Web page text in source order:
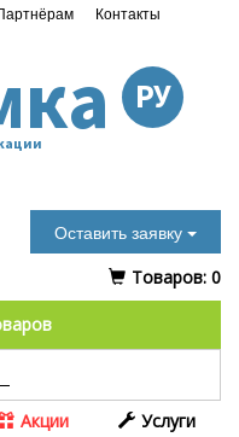
Контакты
РУ
Оставить заявку
Акции Услуги
Tоваров: 0